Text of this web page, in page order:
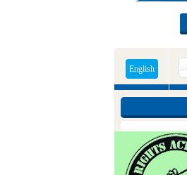
English